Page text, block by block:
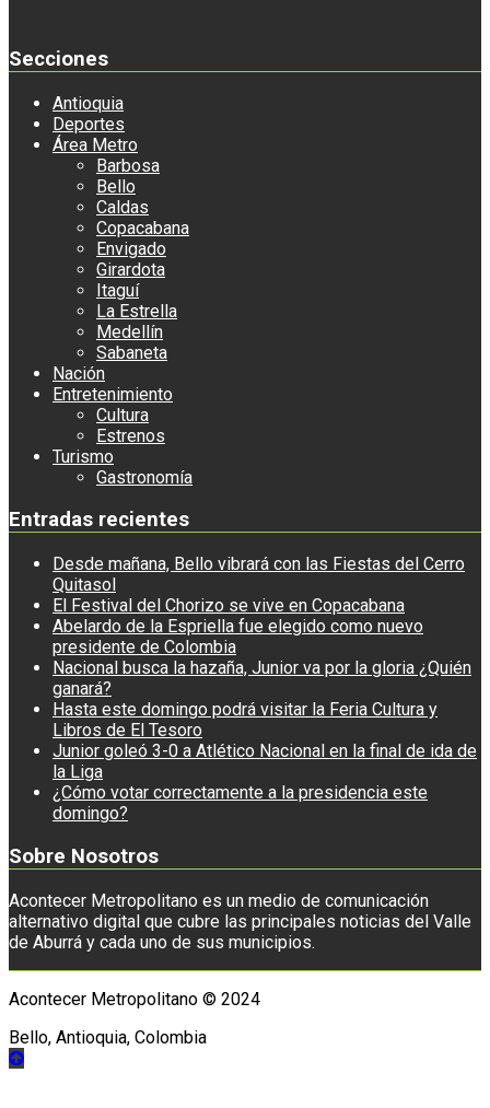
Secciones
Antioquia
Deportes
Área Metro
Barbosa
Bello
Caldas
Copacabana
Envigado
Girardota
Itaguí
La Estrella
Medellín
Sabaneta
Nación
Entretenimiento
Cultura
Estrenos
Turismo
Gastronomía
Entradas recientes
Desde mañana, Bello vibrará con las Fiestas del Cerro
Quitasol
El Festival del Chorizo se vive en Copacabana
Abelardo de la Espriella fue elegido como nuevo
presidente de Colombia
Nacional busca la hazaña, Junior va por la gloria ¿Quién
ganará?
Hasta este domingo podrá visitar la Feria Cultura y
Libros de El Tesoro
Junior goleó 3-0 a Atlético Nacional en la final de ida de
la Liga
¿Cómo votar correctamente a la presidencia este
domingo?
Sobre Nosotros
Acontecer Metropolitano es un medio de comunicación
alternativo digital que cubre las principales noticias del Valle
de Aburrá y cada uno de sus municipios.
Acontecer Metropolitano © 2024
Bello, Antioquia, Colombia